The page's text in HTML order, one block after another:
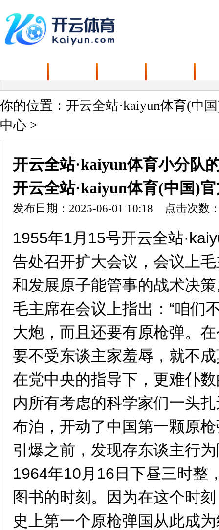
你的位置： 开云全站·kaiyun体育(中
中心 >
开云全站·kaiyun体育小分队
开云全站·kaiyun体育(中国)
发布日期：2025-06-01 10:18 点击次数
1955年1月15号开云全站
告处召开扩大会议，会议上
和发展原子能管事的战术决
毛主席在会议上指出：“咱们
大炮，而且还要有原枪弹。
要不受东谈主家羞辱，就不
在党中央的指导下，更难仆
内所有考虑的科学家们一头
布泊，开动了中国第一颗原
引爆之前，发现存东谈主行
1964年10月16日下昼三时整
图书的时刻。因为在这个时
史上第一个原枪弹国从此成